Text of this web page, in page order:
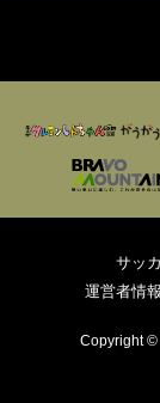
サッ
運営者情報
Copyright ©